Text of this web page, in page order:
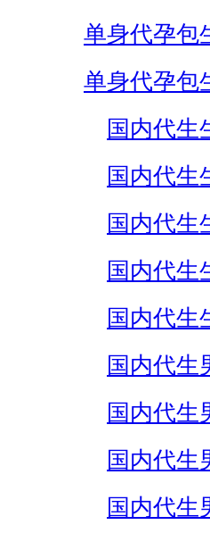
单身代孕包
单身代孕包
国内代生
国内代生
国内代生
国内代生
国内代生
国内代生
国内代生
国内代生
国内代生